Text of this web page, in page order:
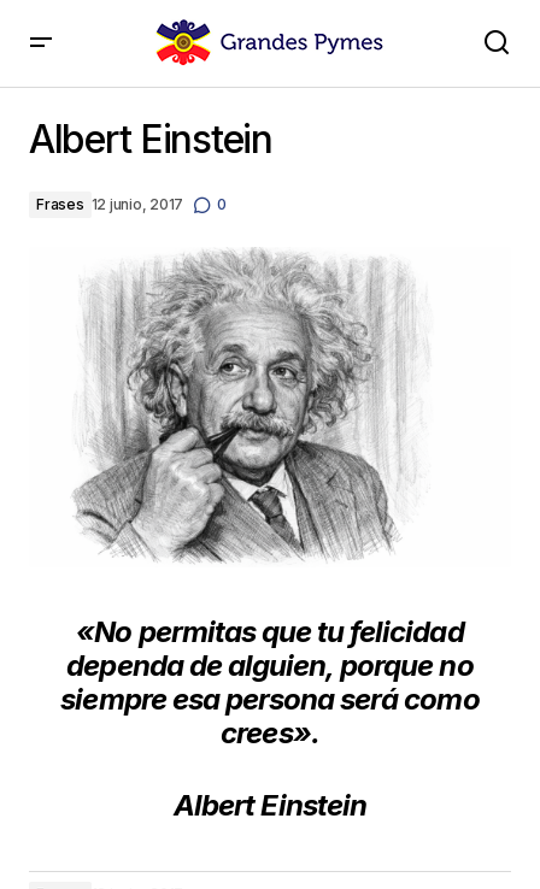
Albert Einstein
Frases 12 junio, 2017 0
«No permitas que tu felicidad
dependa de alguien,porque no
siempre esa persona será como
crees».
Albert Einstein